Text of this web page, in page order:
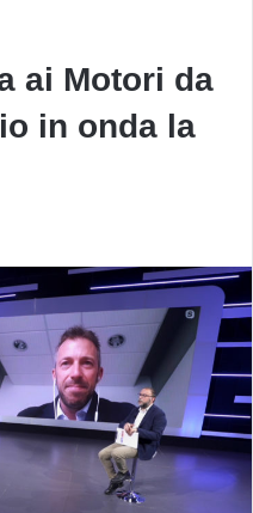
ai Motori da
in onda la